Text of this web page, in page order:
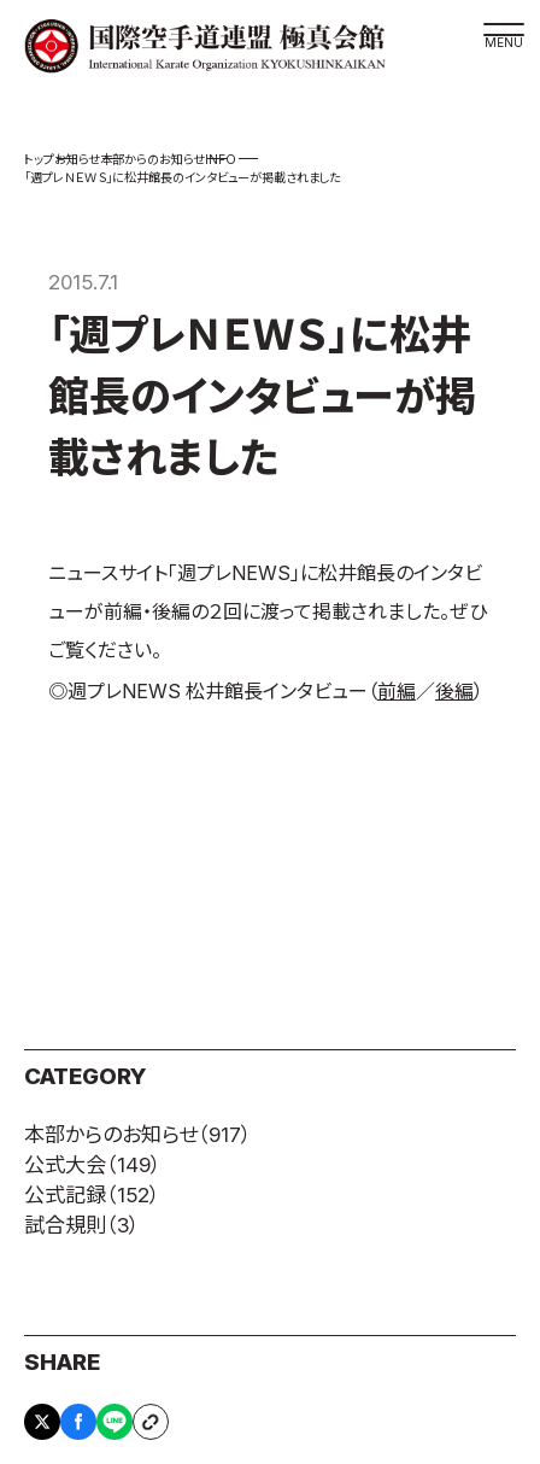
スケジュール
松井章奎館長 紹介
極真の歴史
極真会館のご案内
極真会館の概要
国際空手道連盟について
お知らせ
支部からのお知らせ
よくある質問
日本語
お知らせ本部からのお知らせINFO
「週プレＮＥＷＳ」に松井館長のインタビューが掲載されました
2015.7.1
「週プレＮＥＷＳ」に松井
館長のインタビューが掲
載されました
ニュースサイト「週プレNEWS」に松井館長のインタビ
ューが前編・後編の２回に渡って掲載されました。ぜひ
ご覧ください。
◎週プレNEWS 松井館長インタビュー（前編／後編）
CATEGORY
本部からのお知らせ（917）
公式大会（149）
公式記録（152）
試合規則 （3）
SHARE